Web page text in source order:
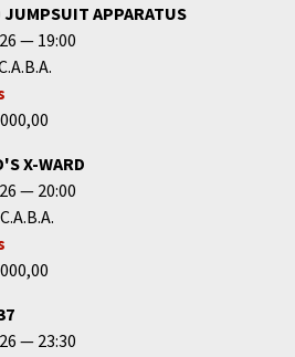
JUMPSUIT APPARATUS
19:00
X-WARD
20:00
C.A.B.A.
23:30